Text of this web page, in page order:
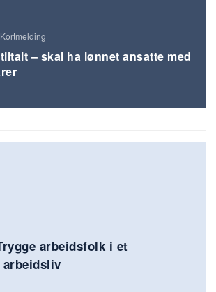
– skal ha lønnet ansatte med
arbeidsfolk i et